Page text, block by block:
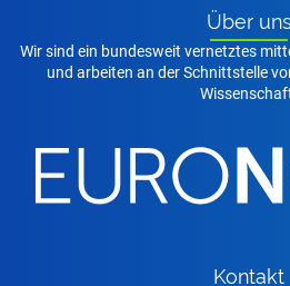
Über uns
Wir sind ein bundesweit vernetztes
und arbeiten an der Schnittstelle
Kon­takt